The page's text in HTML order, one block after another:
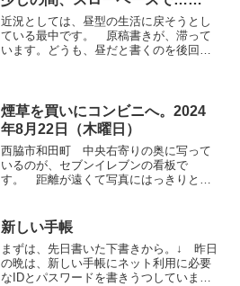
近況としては、昼型の生活に戻そうとし
ている最中です。 原稿書きが、滞って
います。どうも、昼だと書くのを後回し
外から家の中が丸見えで気...
煙草を買いにコンビニへ。2024
年8月22日（木曜日）
西脇市和田町 中央右寄りの奥に写って
いるのが、セブンイレブンの看板で
す。 距離が遠くて写真にはっきりとは
ろうろしています。 コンビニの向かい
に、業務スーパーがあり、たま...
新しい手帳
まずは、先日書いた下書きから。↓ 昨日
の晩は、新しい手帳にネット利用に必要
なIDとパスワードを書きうつしていまし